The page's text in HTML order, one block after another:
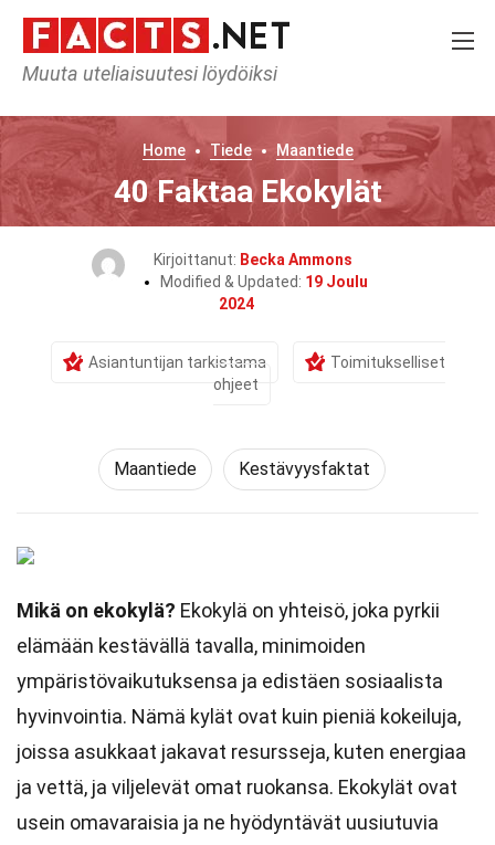
Muuta uteliaisuutesi löydöiksi
Home Tiede Maantiede
40 Faktaa Ekokylät
Kirjoittanut: Becka Ammons
Modified & Updated: 19 Joulu
2024
Asiantuntijan tarkistama
Toimitukselliset
ohjeet
Maantiede Kestävyysfaktat
Mikä on ekokylä? Ekokylä on yhteisö, joka pyrkii
elämään kestävällä tavalla, minimoiden
ympäristövaikutuksensa ja edistäen sosiaalista
hyvinvointia. Nämä kylät ovat kuin pieniä kokeiluja,
joissa asukkaat jakavat resursseja, kuten energiaa
ja vettä, ja viljelevät omat ruokansa. Ekokylät ovat
usein omavaraisia ja ne hyödyntävät uusiutuvia